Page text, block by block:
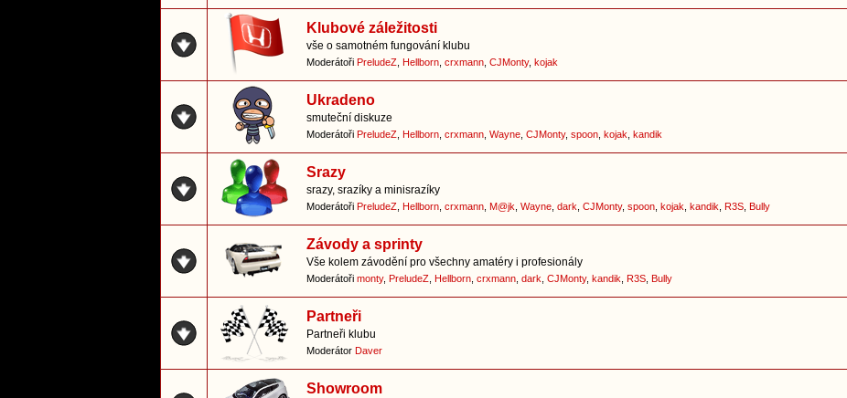
Klubové záležitosti
vše o samotném fungování klubu
Moderátoři PreludeZ, Hellborn, crxmann, CJMonty, kojak
Ukradeno
smuteční diskuze
Moderátoři PreludeZ, Hellborn, crxmann, Wayne, CJMonty, spoon, kojak kandik
Srazy
srazy, srazíky a minisrazíky
Moderátoři PreludeZ, Hellborn, crxmann, M@jk Wayne, dark CJMonty, spoon, kojak kandik R3S, Bully
Závody a sprinty
Vše kolem závodění pro všechny amatéry i profesionály
Moderátoři monty, PreludeZ, Hellborn, crxmann, dark CJMonty, kandik R3S, Bully
Partneři
Partneři klubu
Moderátor Daver
Showroom